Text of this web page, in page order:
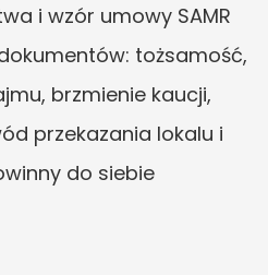
i wzór umowy SAMR
tożsamość,
brzmienie kaucji,
przekazania lokalu i
do siebie